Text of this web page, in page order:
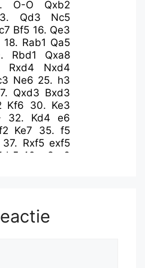
O-O
Qxb2
Qd3
Nc5
Bf5 16. Qe3
18. Rab1 Qa5
Rbd1
Qxa8
Rxd4
Nxd4
Ne6 25. h3
Qxd3 Bxd3
Kf6 30. Ke3
32. Kd4
e6
Ke7 35.f5
37. Rxf5 exf5
b5 40. a3
a6